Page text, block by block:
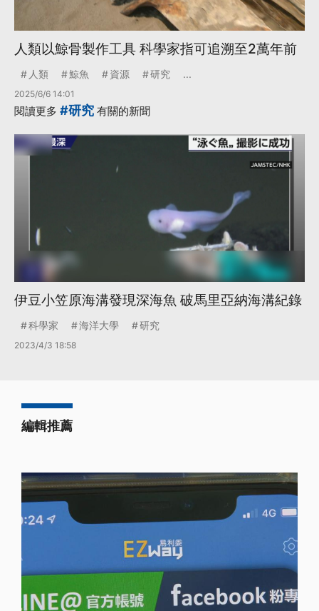
人類以鯨骨製作工具 科學家指可追溯至2萬年前
人類 鯨魚 資源 研究 ...
2025/6/6 14:01
閱讀更多 #研究 有關的新聞
伊豆小笠原海溝發現深海魚 破馬里亞納海溝紀錄
科學家 海洋大學 研究
2023/4/3 18:58
編輯推薦